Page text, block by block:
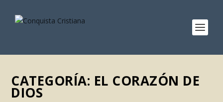
CATEGORÍA: EL CORAZÓN DE
DIOS